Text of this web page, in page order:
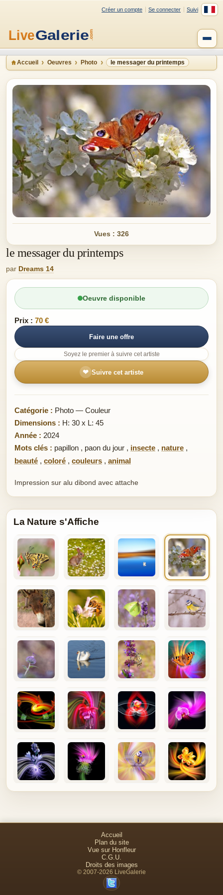
Créer un compte Se connecter Suivi
Accueil Oeuvres Photo le messager du printemps
Vues : 326
le messager du printemps
par Dreams 14
Oeuvre disponible
Prix : 70 €
Faire une offre
Soyez le premier à suivre cet artiste
❤ Suivre cet artiste
Catégorie : Photo — Couleur
Dimensions : H: 30 x L: 45
Année : 2024
Mots clés : papillon , paon du jour , insecte , nature ,
beauté , coloré , couleurs , animal
Impression sur alu dibond avec attache
La Nature s'Affiche
Accueil
Plan du site
Vue sur Honfleur
C.G.U.
Droits des images
© 2007-2026 LiveGalerie